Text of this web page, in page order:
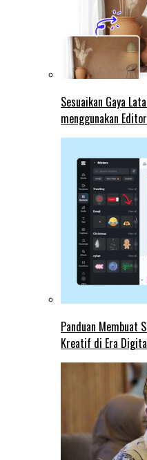
Sesuaikan Gaya
menggunakan
Panduan Membuat
Kreatif di Era